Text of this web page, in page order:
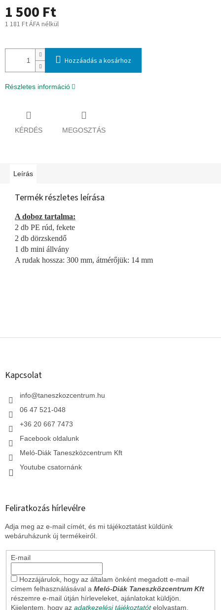
1 500 Ft
1 181 Ft ÁFA nélkül
Hozzáadás a kosárhoz
Részletes információ
KÉRDÉS MEGOSZTÁS
Leírás
Termék részletes leírása
A doboz tartalma:
2 db PE rúd, fekete
2 db dörzskendő
1 db mini állvány
A rudak hossza: 300 mm, átmérőjük: 14 mm
L
Kapcsolat
info@taneszkozcentrum.hu
06 47 521-048
+36 20 667 7473
Facebook oldalunk
Meló-Diák Taneszközcentrum Kft
Youtube csatornánk
Feliratkozás hírlevélre
Adja meg az e-mail címét, és mi tájékoztatást küldünk
webáruházunk új termékeiről.
E-mail
Hozzájárulok, hogy az általam önként megadott e-mail
címem felhasználásával a Meló-Diák Taneszközcentrum Kft
részemre e-mail útján hírleveleket, ajánlatokat küldjön.
Kijelentem, hogy az adatkezelési tájékoztatót elolvastam.